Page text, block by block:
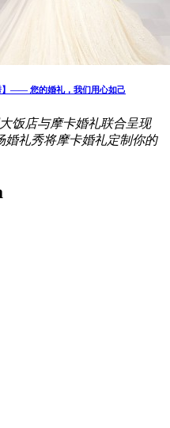
】—— 您的婚礼，我们用心如己
饭店与摩卡婚礼联合呈现
婚礼秀将摩卡婚礼定制你的